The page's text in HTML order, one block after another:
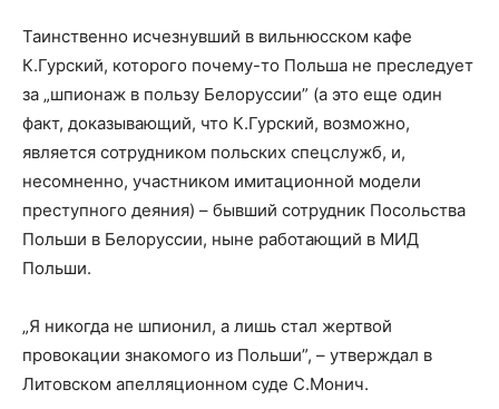
Таинственно исчезнувший в вильнюсском кафе
К.Гурский, которого почему-то Польша не преследует
за „шпионаж в пользу Белоруссии” (а это еще один
факт, доказывающий, что К.Гурский, возможно,
является сотрудником польских спецслужб, и,
несомненно, участником имитационной модели
преступного деяния) – бывший сотрудник Посольства
Польши в Белоруссии, ныне работающий в МИД
Польши.
„Я никогда не шпионил, а лишь стал жертвой
провокации знакомого из Польши”, – утверждал в
Литовском апелляционном суде С.Монич.